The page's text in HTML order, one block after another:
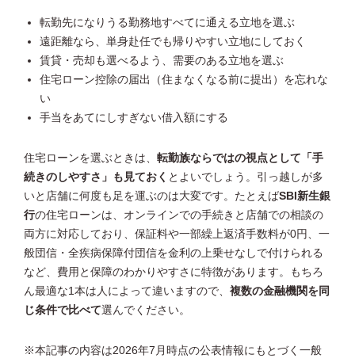
転勤先になりうる勤務地すべてに通える立地を選ぶ
遠距離なら、単身赴任でも帰りやすい立地にしておく
賃貸・売却も選べるよう、需要のある立地を選ぶ
住宅ローン控除の届出（住まなくなる前に提出）を忘れな
い
手当をあてにしすぎない借入額にする
住宅ローンを選ぶときは、 転勤族ならではの視点として「手
続きのしやすさ」も見ておく とよいでしょう。引っ越しが多
いと店舗に何度も足を運ぶのは大変です。たとえばSBI新生銀
行の住宅ローンは、オンラインでの手続きと店舗での相談の
両方に対応しており、保証料や一部繰上返済手数料が0円、一
般団信・全疾病保障付団信を金利の上乗せなしで付けられる
など、費用と保障のわかりやすさに特徴があります。もちろ
ん最適な1本は人によって違いますので、 複数の金融機関を同
じ条件で比べて選んでください。
※本記事の内容は2026年7月時点の公表情報にもとづく一般